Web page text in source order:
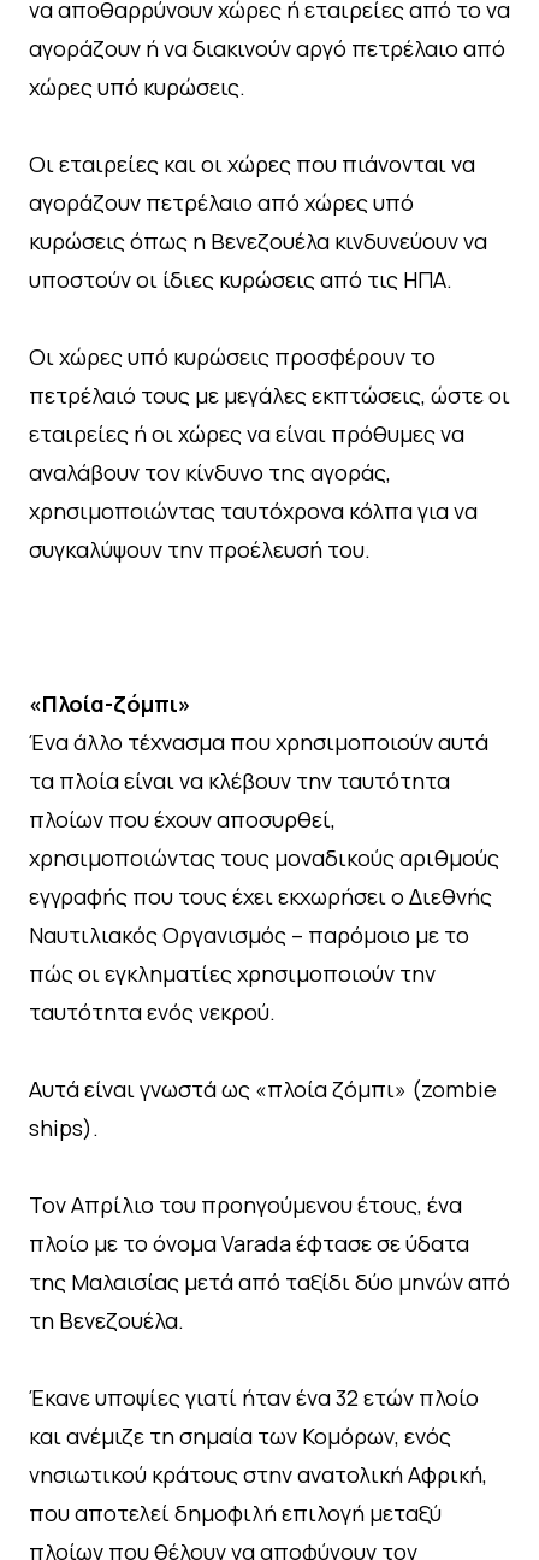
να αποθαρρύνουν χώρες ή εταιρείες από το να
αγοράζουν ή να διακινούν αργό πετρέλαιο από
χώρες υπό κυρώσεις.
Οι εταιρείες και οι χώρες που πιάνονται να
αγοράζουν πετρέλαιο από χώρες υπό
κυρώσεις όπως η Βενεζουέλα κινδυνεύουν να
υποστούν οι ίδιες κυρώσεις από τις ΗΠΑ.
Οι χώρες υπό κυρώσεις προσφέρουν το
πετρέλαιό τους με μεγάλες εκπτώσεις, ώστε οι
εταιρείες ή οι χώρες να είναι πρόθυμες να
αναλάβουν τον κίνδυνο της αγοράς,
χρησιμοποιώντας ταυτόχρονα κόλπα για να
συγκαλύψουν την προέλευσή του.
«Πλοία-ζόμπι»
Ένα άλλο τέχνασμα που χρησιμοποιούν αυτά
τα πλοία είναι να κλέβουν την ταυτότητα
πλοίων που έχουν αποσυρθεί,
χρησιμοποιώντας τους μοναδικούς αριθμούς
εγγραφής που τους έχει εκχωρήσει ο Διεθνής
Ναυτιλιακός Οργανισμός – παρόμοιο με το
πώς οι εγκληματίες χρησιμοποιούν την
ταυτότητα ενός νεκρού.
Αυτά είναι γνωστά ως «πλοία ζόμπι» (zombie
ships).
Τον Απρίλιο του προηγούμενου έτους, ένα
πλοίο με το όνομα Varada έφτασε σε ύδατα
της Μαλαισίας μετά από ταξίδι δύο μηνών από
τη Βενεζουέλα.
Έκανε υποψίες γιατί ήταν ένα 32 ετών πλοίο
και ανέμιζε τη σημαία των Κομόρων, ενός
νησιωτικού κράτους στην ανατολική Αφρική,
που αποτελεί δημοφιλή επιλογή μεταξύ
πλοίων που θέλουν να αποφύγουν τον